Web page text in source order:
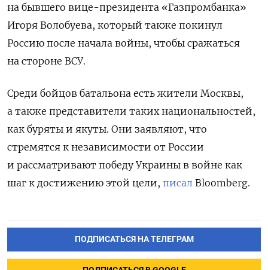
на бывшего вице-президента «Газпромбанка»
Игоря Волобуева, который также покинул
Россию после начала войны, чтобы сражаться
на стороне ВСУ.
Среди бойцов батальона есть жители Москвы,
а также представители таких национальностей,
как буряты и якуты. Они заявляют, что
стремятся к независимости от России
и рассматривают победу Украины в войне как
шаг к достижению этой цели, писал Bloomberg.
ПОДПИСАТЬСЯ НА ТЕЛЕГРАМ